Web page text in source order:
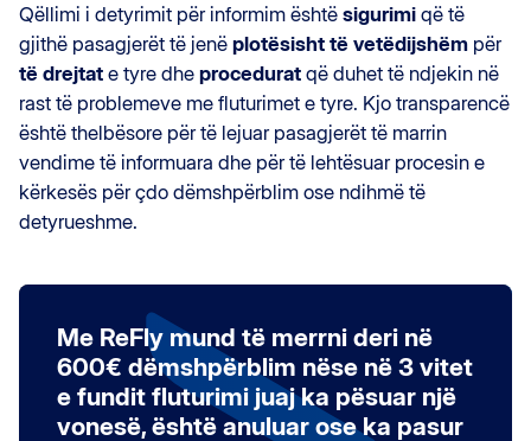
Qëllimi i detyrimit për informim është sigurimi që të
gjithë pasagjerët të jenë plotësisht të vetëdijshëm për
të drejtat e tyre dhe procedurat që duhet të ndjekin në
rast të problemeve me fluturimet e tyre. Kjo transparencë
është thelbësore për të lejuar pasagjerët të marrin
vendime të informuara dhe për të lehtësuar procesin e
kërkesës për çdo dëmshpërblim ose ndihmë të
detyrueshme.
Me ReFly mund të merrni deri në
600€ dëmshpërblim nëse në 3 vitet
e fundit fluturimi juaj ka pësuar një
vonesë, është anuluar ose ka pasur